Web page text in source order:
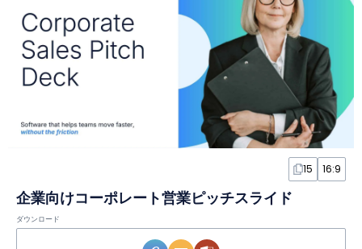
15 16:9
企業向けコーポレート営業ピッチスライド
ダウンロード